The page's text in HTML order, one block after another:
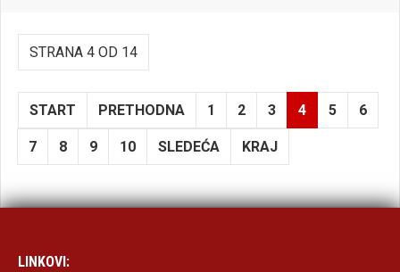
STRANA 4 OD 14
START PRETHODNA 1 2 3 4 5 6
7 8 9 10 SLEDEĆA KRAJ
LINKOVI: